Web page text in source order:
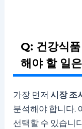
Q: 건강식
해야 할 일
가장 먼저시장 조
분석해야 합니다.
선택할 수 있습니